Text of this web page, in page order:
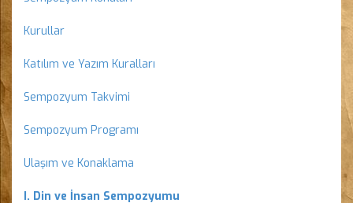
Kurullar
Katılım ve Yazım Kuralları
Sempozyum Takvimi
Sempozyum Programı
Ulaşım ve Konaklama
I. Din ve İnsan Sempozyumu